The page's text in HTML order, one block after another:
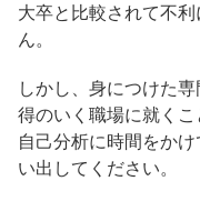
大卒と比較されて不
ん。
しかし、身につけた
得のいく職場に就くこ
自己分析に時間をか
い出してください。